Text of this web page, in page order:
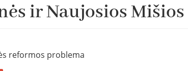
ir Naujosios Mišios
reformos problema